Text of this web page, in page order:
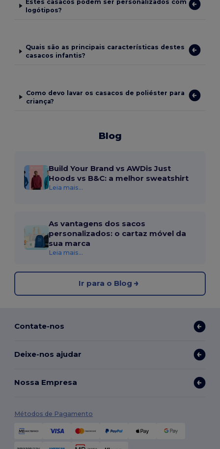
Estes casacos podem ser personalizados com
logótipos?
Quais são as principais características destes
casacos infantis?
Como devo lavar os casacos de poliéster para
criança?
Blog
Build Your Brand vs AWDis Just
Hoods vs B&C: a melhor sweatshirt
Leia mais...
As vantagens dos sacos
personalizados: o cartaz móvel da
sua marca
Leia mais...
Ir para o Blog
Contate-nos
Deixe-nos ajudar
Nossa Empresa
Métodos de Pagamento